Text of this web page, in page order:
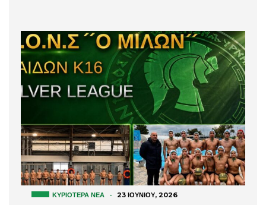
ΚΥΡΙΌΤΕΡΑ ΝΈΑ · 23 ΙΟΥΝΊΟΥ, 2026